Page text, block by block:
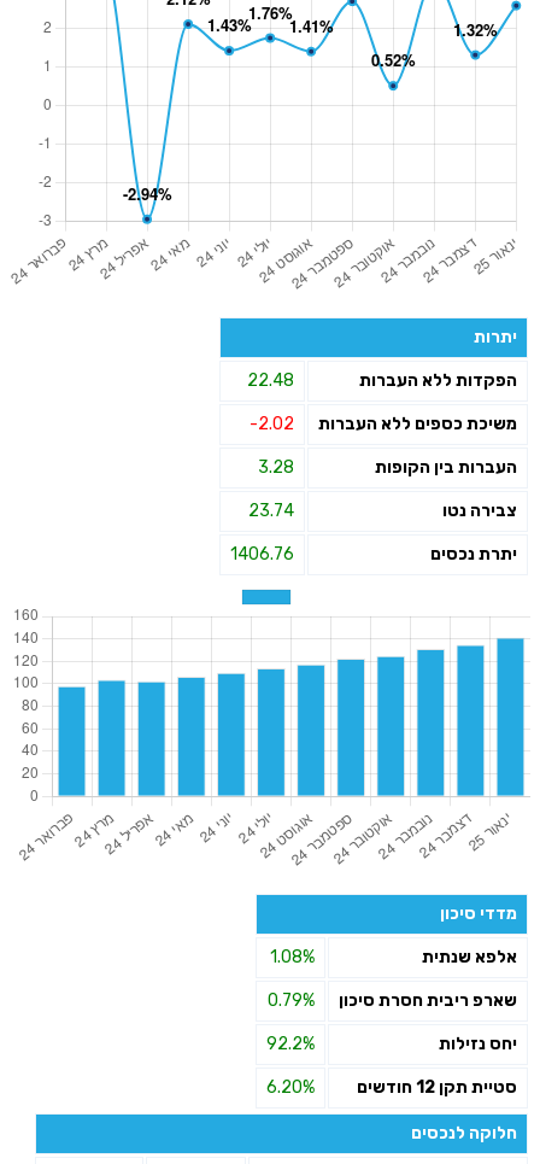
יתרות
הפקדות ללא העברות 22.48
משיכת כספים ללא העברות -2.02
העברות בין הקופות 3.28
צבירה נטו 23.74
יתרת נכסים 1406.76
מדדי סיכון
אלפא שנתית 1.08%
שארפ ריבית חסרת סיכון 0.79%
יחס נזילות 92.2%
סטיית תקן 12 חודשים 6.20%
חלוקה לנכסים